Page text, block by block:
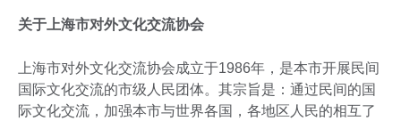
关于上海市对外文化交流协会
上海市对外文化交流协会成立于1986年，是本市开展民间
国际文化交流的市级人民团体。其宗旨是：通过民间的国
际文化交流，加强本市与世界各国，各地区人民的相互了